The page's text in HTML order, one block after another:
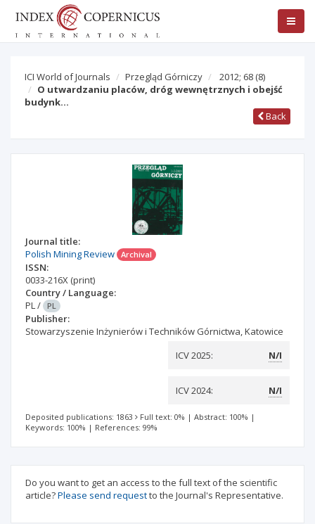
ICI World of Journals Przegląd Górniczy 2012; 68 (8)
O utwardzaniu placów, dróg wewnętrznych i obejść
budynk…
Back
Journal title:
Polish Mining Review Archival
ISSN:
0033-216X (print)
Country / Language:
PL/ PL
Publisher:
Stowarzyszenie Inżynierów i Techników Górnictwa, Katowice
ICV 2025:
N/I
ICV 2024: N/I
Deposited publications: 1863 Full text: 0% | Abstract: 100% |
Keywords: 100% | References: 99%
Do you want to get an access to the full text of the scientific
article?Please send requestto the Journal's Representative.